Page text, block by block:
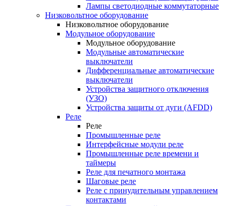
Лампы светодиодные коммутаторные
Низковольтное оборудование
Низковольтное оборудование
Модульное оборудование
Модульное оборудование
Модульные автоматические
выключатели
Дифференциальные автоматические
выключатели
Устройства защитного отключения
(УЗО)
Устройства защиты от дуги (AFDD)
Реле
Реле
Промышленные реле
Интерфейсные модули реле
Промышленные реле времени и
таймеры
Реле для печатного монтажа
Шаговые реле
Реле с принудительным управлением
контактами